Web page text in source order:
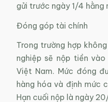
gửi trước ngày 1/4 hằng
Đóng góp tài chính
Trong trường hợp
nghiệp sẽ nộp tiền
Việt Nam. Mức đóng
hàng hóa và định mức
Hạn cuối nộp là ngày